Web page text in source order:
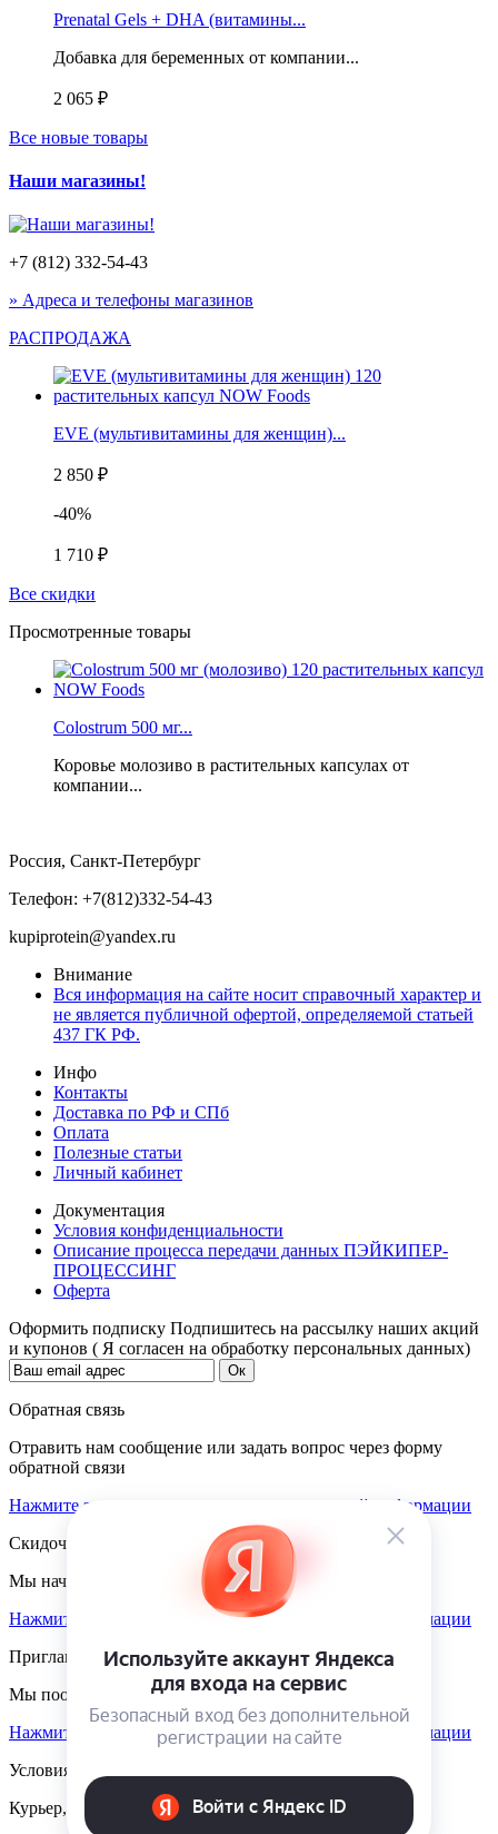
Prenatal Gels + DHA (витамины...
Добавка для беременных от компании...
2 065 ₽
Все новые товары
Наши магазины!
+7 (812) 332-54-43
» Адреса и телефоны магазинов
РАСПРОДАЖА
EVE (мультивитамины для женщин)...
2 850 ₽
-40%
1 710 ₽
Все скидки
Просмотренные товары
Colostrum 500 мг...
Коровье молозиво в растительных капсулах от
компании...
Россия, Санкт-Петербург
Телефон: +7(812)332-54-43
kupiprotein@yandex.ru
Внимание
Вся информация на сайте носит справочный характер и
не является публичной офертой, определяемой статьей
437 ГК РФ.
Инфо
Контакты
Доставка по РФ и СПб
Оплата
Полезные статьи
Личный кабинет
Документация
Условия конфиденциальности
Описание процесса передачи данных ПЭЙКИПЕР-
ПРОЦЕССИНГ
Оферта
Оформить подписку Подпишитесь на рассылку наших акций
и купонов ( Я согласен на обработку персональных данных)
Обратная связь
Отравить нам сообщение или задать вопрос через форму
обратной связи
Нажмите здесь для получения дополнительной информации
Скидочная система
Мы начисляем кэшбэк с покупок
Нажмите здесь для получения дополнительной информации
Приглашаем к партнёрству
Мы поощеряем наших партнёров
Нажмите здесь для получения дополнительной информации
Условия доставки
Курьер, пункты выдачи, Почта России